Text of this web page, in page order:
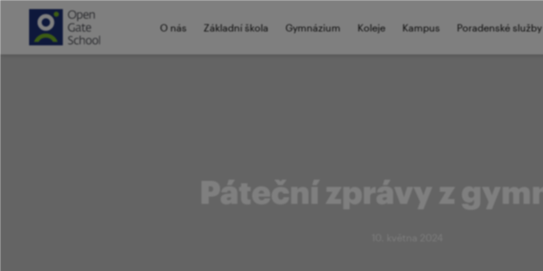
O nás Základní škola Gymnázium Koleje Kampus Poradenské služby
Páteční zprávy z